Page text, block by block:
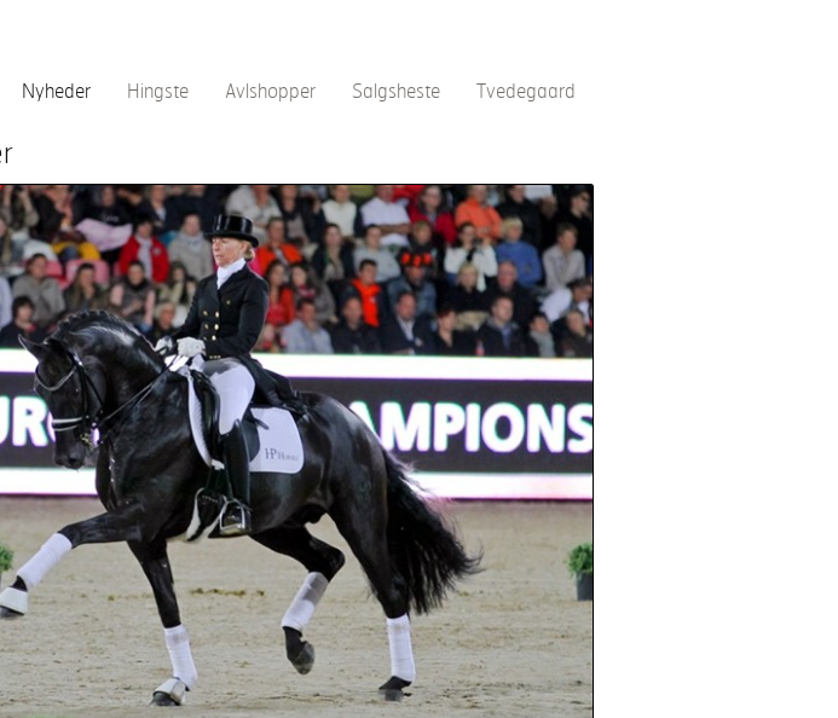
Nyheder Hingste Avlshopper Salgsheste Tvedegaard